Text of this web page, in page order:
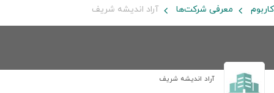
کاربوم معرفی شرکت‌ها آراد اندیشه شریف
آراد اندیشه شریف